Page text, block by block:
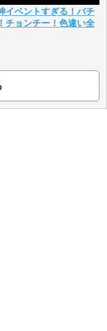
イベントすぎる！バチ
チョンチー！色違い全